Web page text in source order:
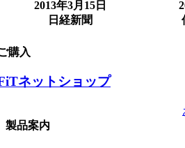
2013年3月15日
日経新聞
購入
ネットショップ
製品案内